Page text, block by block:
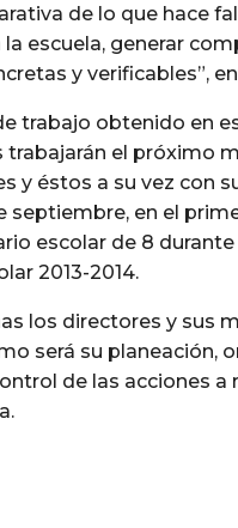
de lo que hace
escuela, generar
y verificables”,
trabajo obtenido en
trabajarán el próximo
y éstos a su vez con
septiembre, en el
escolar de 8
2013-2014.
los directores y sus
será su planeación,
de las acciones a